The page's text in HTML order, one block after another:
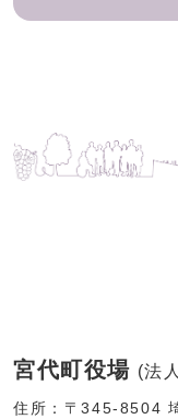
宮代町役場 (法
住所：〒345-8504